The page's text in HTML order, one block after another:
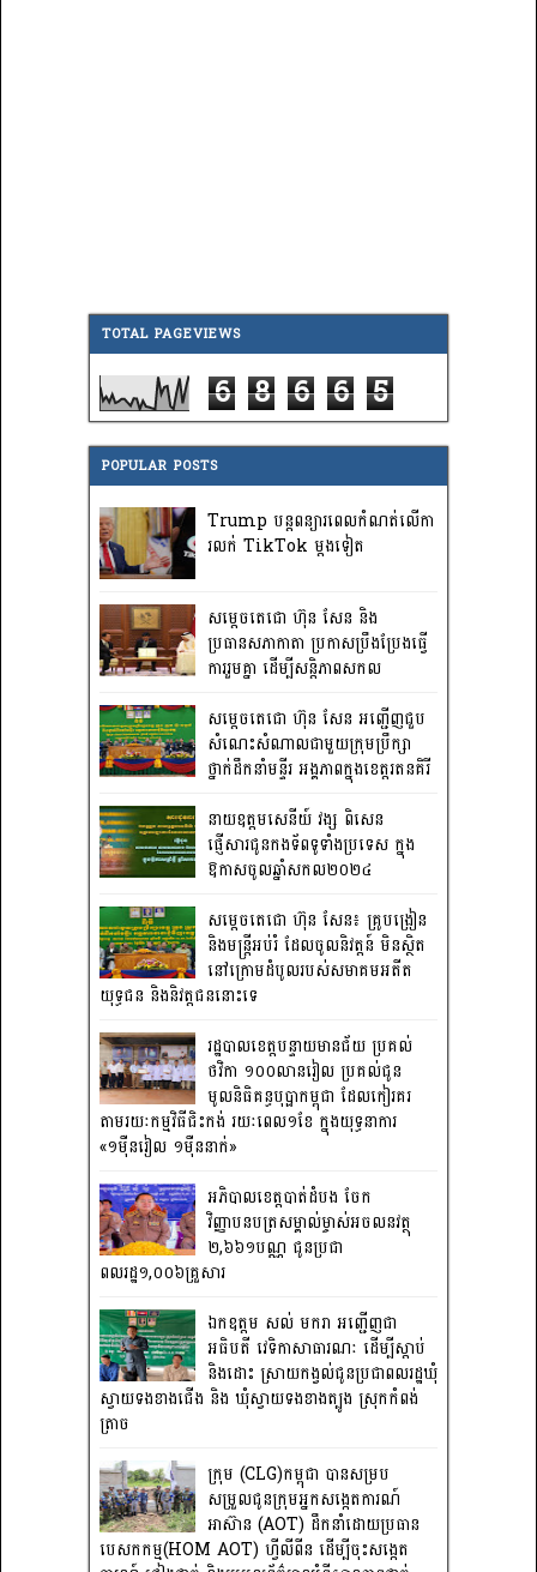
TOTAL PAGEVIEWS
6 8 6 6 5
POPULAR POSTS
Trump បន្តពន្យារពេលកំណត់លើកា
រលក់ TikTok ម្តងទៀត
សម្តេចតេជោ ហ៊ុន សែន និង
ប្រធានសភាកាតា ប្រកាសប្រឹងប្រែងធ្វើ
ការ​រួមគ្នា ដើម្បីសន្តិភាពសកល
សម្តេចតេជោ ហ៊ុន សែន អញ្ជើញជួប
សំណេះសំណាលជាមួយក្រុមប្រឹក្សា
ថ្នាក់ដឹកនាំមន្ទីរ អង្គភាពក្នុងខេត្តរតនគិរី
នាយឧត្តមសេនីយ៍ វង្ស ពិសេន
ផ្ញើសារជូនកងទ័ពទូទាំងប្រទេស ក្នុង
ឱកាសចូលឆ្នាំសកល២០២៤
សម្តេចតេជោ ហ៊ុន សែន៖ គ្រូបង្រៀន
និងមន្ត្រីអប់រំ ដែលចូលនិវត្តន៍ មិនស្ថិត
នៅក្រោមដំបូលរបស់សមាគមអតីត
យុទ្ធជន និងនិវត្តជននោះទេ
រដ្ឋបាលខេត្តបន្ទាយមានជ័យ ប្រគល់
ថវិកា ១០០លានរៀល ប្រគល់ជូន
មូលនិធិគន្ធបុប្ផាកម្ពុជា ដែលកៀរគរ
តាមរយៈកម្មវិធីជិះកង់ រយៈពេល១ខែ ក្នុងយុទ្ធនាការ
«១ម៉ឺនរៀល ១ម៉ឺននាក់»
អភិបាលខេត្តបាត់ដំបង ចែក
វិញ្ញាបនបត្រសម្គាល់ម្ចាស់អចលនវត្ថុ
២,៦៦១បណ្ណ ជូនប្រជា
ពលរដ្ឋ១,០០៦គ្រួសារ
ឯកឧត្តម សល់ មករា អញ្ជើញជា
អធិបតី វេទិកាសាធារណៈ ដើម្បីស្តាប់
និងដោះ ស្រាយកង្វល់ជូនប្រជាពលរដ្ឋឃុំ
ស្វាយទងខាងជើង និង ឃុំស្វាយទងខាងត្បូង ស្រុកកំពង់
ត្រាច
ក្រុម (CLG)កម្ពុជា បានសម្រប
សម្រួលជូនក្រុមអ្នកសង្កេតការណ៍
អាស៊ាន (AOT) ដឹកនាំដោយប្រធាន
បេសកកម្ម(HOM AOT) ហ្វីលីពីន ដើម្បីចុះសង្កេត